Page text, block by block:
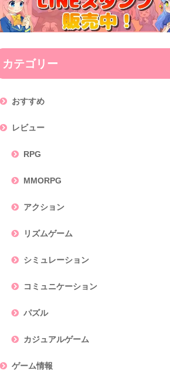
カテゴリー
おすすめ
レビュー
RPG
MMORPG
アクション
リズムゲーム
シミュレーション
コミュニケーション
パズル
カジュアルゲーム
ゲーム情報